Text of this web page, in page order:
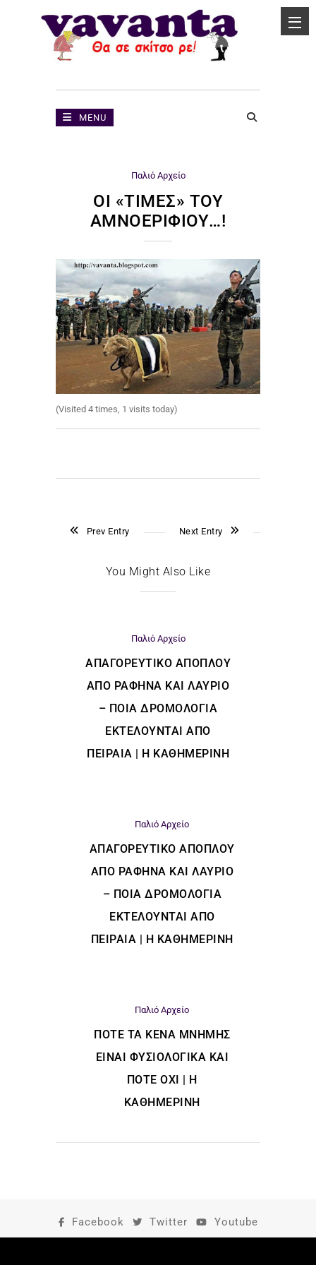
MENU
Παλιό Αρχείο
ΟΙ «ΤΙΜΈΣ» ΤΟΥ
ΑΜΝΟΕΡΙΦΊΟΥ…!
(Visited 4 times, 1 visits today)
Prev Entry Next Entry
You Might Also Like
Παλιό Αρχείο
ΑΠΑΓΟΡΕΥΤΙΚΌ ΑΠΌΠΛΟΥ
ΑΠΌ ΡΑΦΉΝΑ ΚΑΙ ΛΑΎΡΙΟ
– ΠΟΙΑ ΔΡΟΜΟΛΌΓΙΑ
ΕΚΤΕΛΟΎΝΤΑΙ ΑΠΌ
ΠΕΙΡΑΙΆ | Η ΚΑΘΗΜΕΡΙΝΗ
Παλιό Αρχείο
ΑΠΑΓΟΡΕΥΤΙΚΌ ΑΠΌΠΛΟΥ
ΑΠΌ ΡΑΦΉΝΑ ΚΑΙ ΛΑΎΡΙΟ
– ΠΟΙΑ ΔΡΟΜΟΛΌΓΙΑ
ΕΚΤΕΛΟΎΝΤΑΙ ΑΠΌ
ΠΕΙΡΑΙΆ | Η ΚΑΘΗΜΕΡΙΝΗ
Παλιό Αρχείο
ΠΌΤΕ ΤΑ ΚΕΝΆ ΜΝΉΜΗΣ
ΕΊΝΑΙ ΦΥΣΙΟΛΟΓΙΚΆ ΚΑΙ
ΠΌΤΕ ΌΧΙ | Η
ΚΑΘΗΜΕΡΙΝΗ
Facebook Twitter Youtube